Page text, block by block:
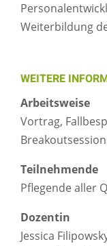
Weiterbildung
WEITERE
Arbeitsweise
Vortrag,
Teilnehmende
Pflegende aller
Dozentin
Jessica